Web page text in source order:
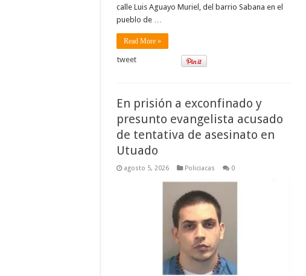
calle Luis Aguayo Muriel, del barrio Sabana en el
pueblo de …
Read More »
tweet
En prisión a exconfinado y
presunto evangelista acusado
de tentativa de asesinato en
Utuado
agosto 5, 2026 Policiacas 0